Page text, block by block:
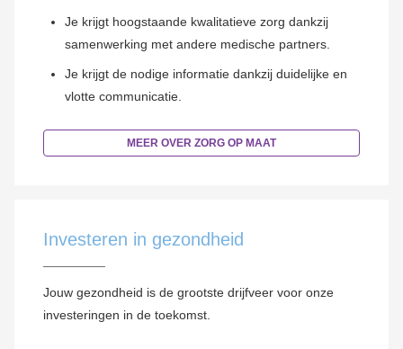
Je krijgt hoogstaande kwalitatieve zorg dankzij
samenwerking met andere medische partners.
Je krijgt de nodige informatie dankzij duidelijke en
vlotte communicatie.
MEER OVER ZORG OP MAAT
Investeren in gezondheid
Jouw gezondheid is de grootste drijfveer voor onze
investeringen in de toekomst.